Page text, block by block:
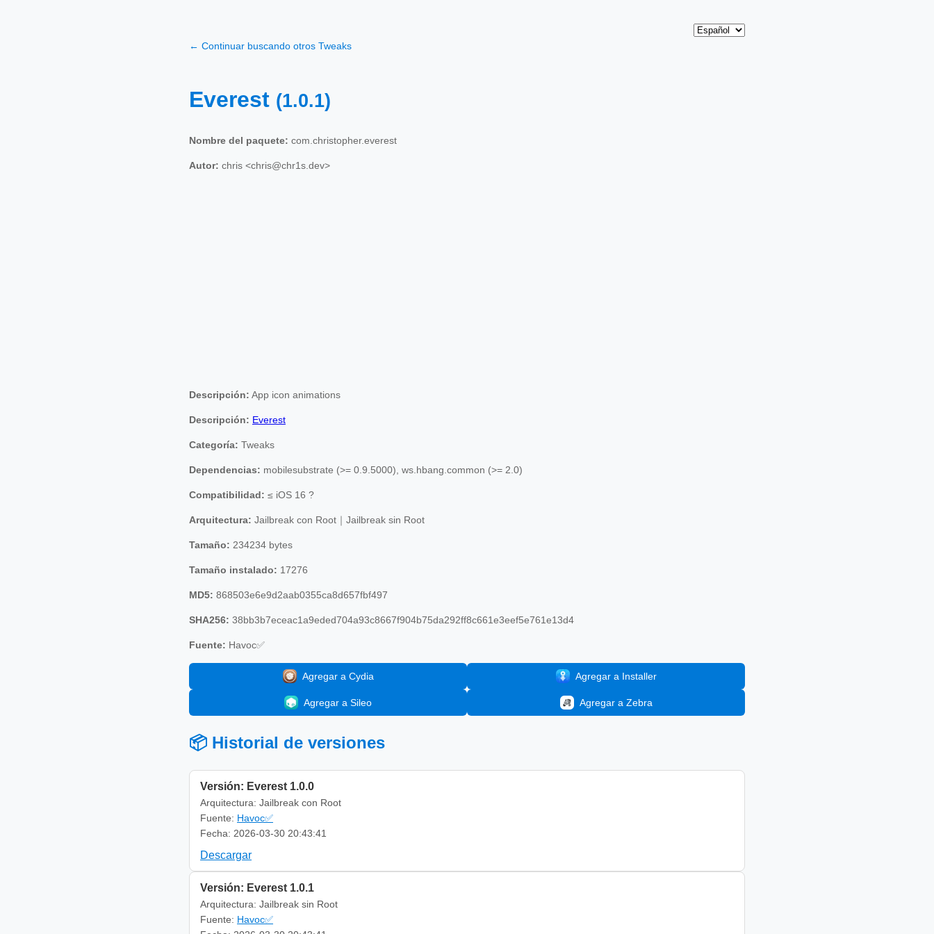
← Continuar buscando otros Tweaks
Everest (1.0.1)
Nombre del paquete: com.christopher.everest
Autor: chris <chris@chr1s.dev>
Descripción: App icon animations
Descripción: Everest
Categoría: Tweaks
Dependencias: mobilesubstrate (>= 0.9.5000), ws.hbang.common (>= 2.0)
Compatibilidad: ≤ iOS 16 ?
Arquitectura: Jailbreak con Root｜Jailbreak sin Root
Tamaño: 234234 bytes
Tamaño instalado: 17276
MD5: 868503e6e9d2aab0355ca8d657fbf497
SHA256: 38bb3b7eceac1a9eded704a93c8667f904b75da292ff8c661e3eef5e761e13d4
Fuente: Havoc✅
Agregar a Cydia Agregar a Installer
Agregar a Sileo Agregar a Zebra
📦 Historial de versiones
Versión: Everest 1.0.0
Arquitectura: Jailbreak con Root
Fuente: Havoc✅
Fecha: 2026-03-30 20:43:41
Descargar
Versión: Everest 1.0.1
Arquitectura: Jailbreak sin Root
Fuente: Havoc✅